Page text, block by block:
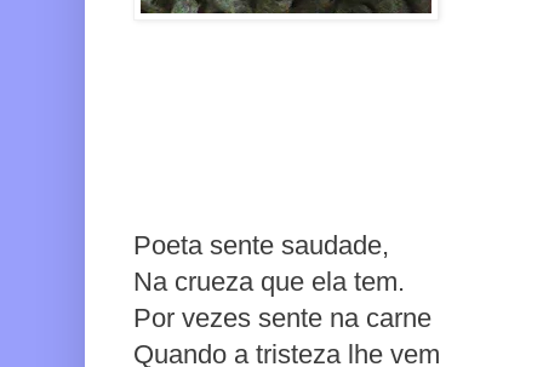
Poeta sente saudade,
Na crueza que ela tem.
Por vezes sente na carne
Quando a tristeza lhe vem